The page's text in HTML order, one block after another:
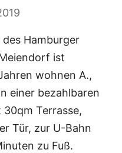
Hamburger
ist
wohnen A.,
einer bezahlbaren
Terrasse,
Tür, zur U-Bahn
zu Fuß.